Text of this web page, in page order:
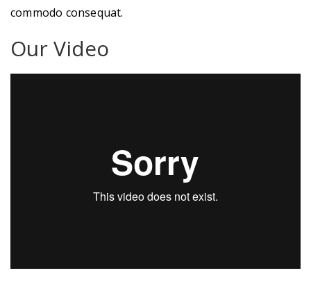
commodo consequat.
Our Video